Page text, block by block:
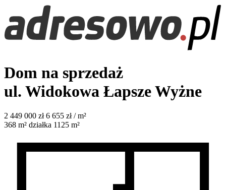
Dom na sprzedaż
ul. Widokowa Łapsze Wyżne
2 449 000 zł 6 655 zł / m²
368 m² działka 1125 m²